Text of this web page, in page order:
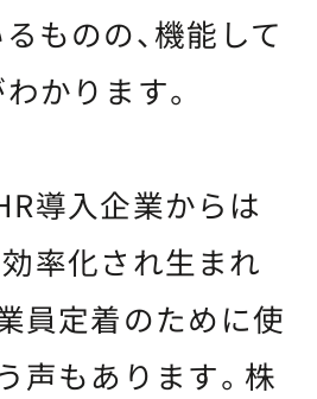
ものの、機能して
かります。
導入企業からは
率化され生まれ
員定着のために使
声もあります。株